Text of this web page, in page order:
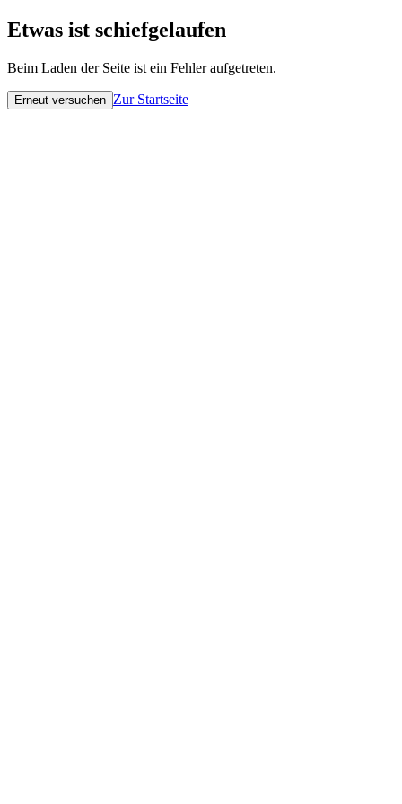
Etwas ist schiefgelaufen
Beim Laden der Seite ist ein Fehler aufgetreten.
Erneut versuchen Zur Startseite